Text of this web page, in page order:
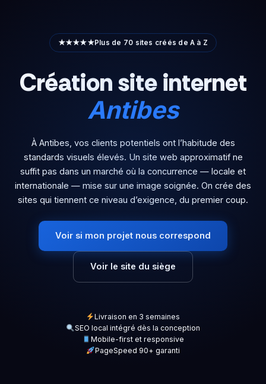
★★★★★Plus de 70 sites créés de A à Z
Création site internet
Antibes
À Antibes, vos clients potentiels ont l’habitude des
standards visuels élevés. Un site web approximatif ne
suffit pas dans un marché où la concurrence — locale et
internationale — mise sur une image soignée. On crée des
sites qui tiennent ce niveau d’exigence, du premier coup.
Voir si mon projet nous correspond
Voir le site du siège
Livraison en 3 semaines
SEO local intégré dès la conception
Mobile-first et responsive
PageSpeed 90+ garanti